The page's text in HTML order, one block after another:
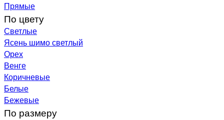
Прямые
По цвету
Светлые
Ясень шимо светлый
Орех
Венге
Коричневые
Белые
Бежевые
По размеру